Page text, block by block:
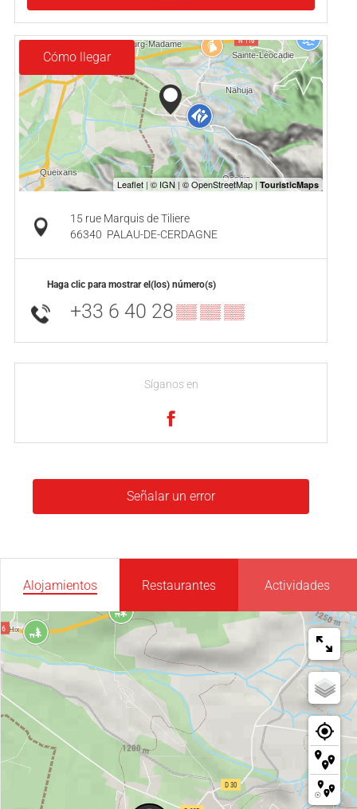
Cómo llegar
15 rue Marquis de Tiliere
66340 PALAU-DE-CERDAGNE
Haga clic para mostrar el(los) número(s)
+33 6 40 28▒▒ ▒▒ ▒▒
Síganos en
Señalar un error
Alojamientos Restaurantes Actividades